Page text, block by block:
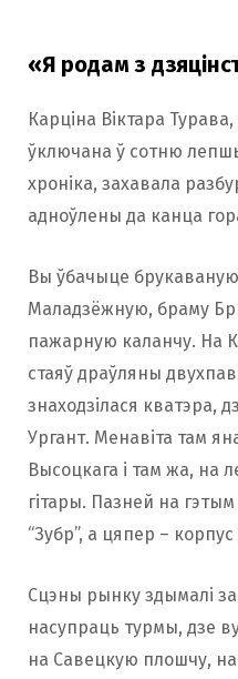
«Я родам з
Карціна Віктара
ўключана ў сотню
хроніка, захавала
адноўлены да канца
Вы ўбачыце
Маладзёжную, браму
пажарную каланчу. На
стаяў драўляны
знаходзілася кватэра,
Ургант. Менавіта там
Высоцкага і там жа, на
гітары. Пазней на
“Зубр”, а цяпер – корпус
Сцэны рынку здымалі за
насупраць турмы, дзе
на Савецкую плошчу,